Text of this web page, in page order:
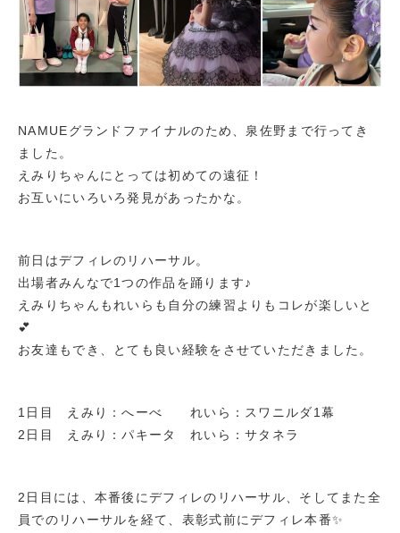
NAMUEグランドファイナルのため、泉佐野まで行ってき
ました。
えみりちゃんにとっては初めての遠征！
お互いにいろいろ発見があったかな。
前日はデフィレのリハーサル。
出場者みんなで1つの作品を踊ります♪
えみりちゃんもれいらも自分の練習よりもコレが楽しいと
💕
お友達もでき、とても良い経験をさせていただきました。
1日目 えみり：へーべ れいら：スワニルダ1幕
2日目 えみり：パキータ れいら：サタネラ
2日目には、本番後にデフィレのリハーサル、そしてまた全
員でのリハーサルを経て、表彰式前にデフィレ本番✨